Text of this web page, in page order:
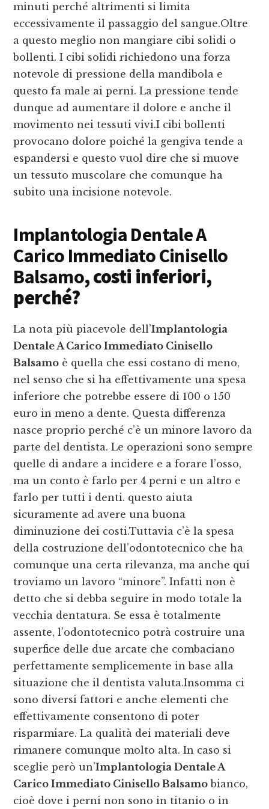
minuti perché altrimenti si limita
eccessivamente il passaggio del sangue.Oltre
a questo meglio non mangiare cibi solidi o
bollenti. I cibi solidi richiedono una forza
notevole di pressione della mandibola e
questo fa male ai perni. La pressione tende
dunque ad aumentare il dolore e anche il
movimento nei tessuti vivi.I cibi bollenti
provocano dolore poiché la gengiva tende a
espandersi e questo vuol dire che si muove
un tessuto muscolare che comunque ha
subito una incisione notevole.
Implantologia Dentale A
Carico Immediato Cinisello
Balsamo, costi inferiori,
perché?
La nota più piacevole dell’Implantologia
Dentale A Carico Immediato Cinisello
Balsamo è quella che essi costano di meno,
nel senso che si ha effettivamente una spesa
inferiore che potrebbe essere di 100 o 150
euro in meno a dente. Questa differenza
nasce proprio perché c’è un minore lavoro da
parte del dentista. Le operazioni sono sempre
quelle di andare a incidere e a forare l’osso,
ma un conto è farlo per 4 perni e un altro e
farlo per tutti i denti. questo aiuta
sicuramente ad avere una buona
diminuzione dei costi.Tuttavia c’è la spesa
della costruzione dell’odontotecnico che ha
comunque una certa rilevanza, ma anche qui
troviamo un lavoro “minore”. Infatti non è
detto che si debba seguire in modo totale la
vecchia dentatura. Se essa è totalmente
assente, l’odontotecnico potrà costruire una
superfice delle due arcate che combaciano
perfettamente semplicemente in base alla
situazione che il dentista valuta.Insomma ci
sono diversi fattori e anche elementi che
effettivamente consentono di poter
risparmiare. La qualità dei materiali deve
rimanere comunque molto alta. In caso si
sceglie però un’Implantologia Dentale A
Carico Immediato Cinisello Balsamo bianco,
cioè dove i perni non sono in titanio o in